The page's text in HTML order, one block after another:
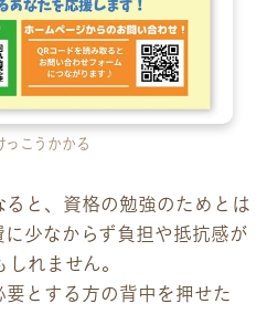
っこうかかる
ると、資格の勉強のためとは
少なからず負担や抵抗感が
れません。
とする方の背中を押せた